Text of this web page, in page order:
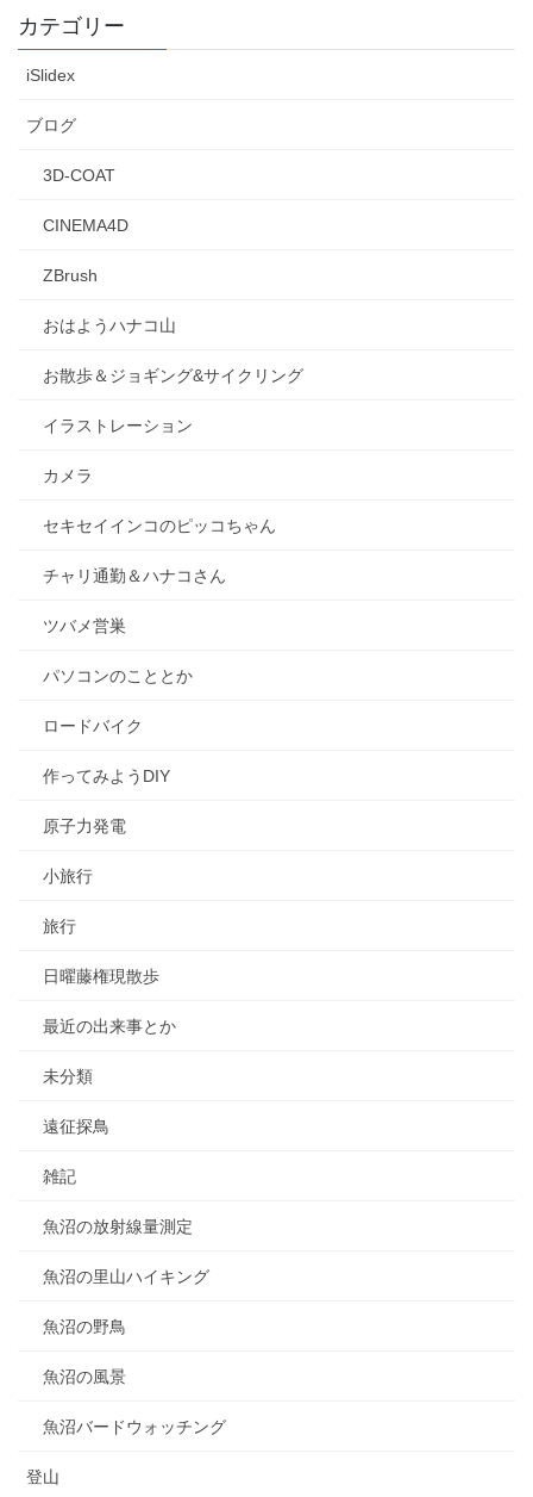
カテゴリー
iSlidex
ブログ
3D-COAT
CINEMA4D
ZBrush
おはようハナコ山
お散歩＆ジョギング&サイクリング
イラストレーション
カメラ
セキセイインコのピッコちゃん
チャリ通勤＆ハナコさん
ツバメ営巣
パソコンのこととか
ロードバイク
作ってみようDIY
原子力発電
小旅行
旅行
日曜藤権現散歩
最近の出来事とか
未分類
遠征探鳥
雑記
魚沼の放射線量測定
魚沼の里山ハイキング
魚沼の野鳥
魚沼の風景
魚沼バードウォッチング
登山